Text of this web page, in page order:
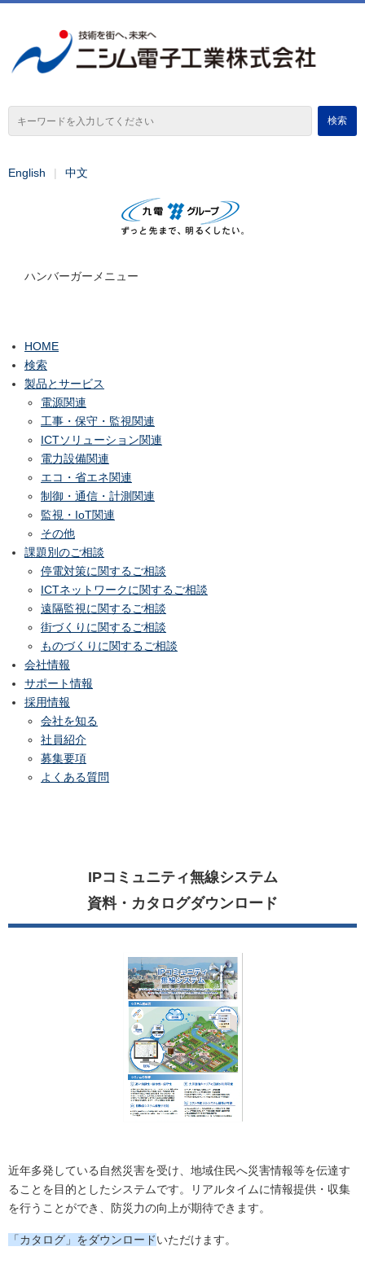
English 中文
ハンバーガーメニュー
HOME
検索
製品とサービス
電源関連
工事・保守・監視関連
ICTソリューション関連
電力設備関連
エコ・省エネ関連
制御・通信・計測関連
監視・IoT関連
その他
課題別のご相談
停電対策に関するご相談
ICTネットワークに関するご相談
遠隔監視に関するご相談
街づくりに関するご相談
ものづくりに関するご相談
会社情報
サポート情報
採用情報
会社を知る
社員紹介
募集要項
よくある質問
IPコミュニティ無線システム
資料・カタログダウンロード
近年多発している自然災害を受け、地域住民へ災害情報等を伝達す
ることを目的としたシステムです。リアルタイムに情報提供・収集
を行うことができ、防災力の向上が期待できます。
「カタログ」をダウンロードいただけます。